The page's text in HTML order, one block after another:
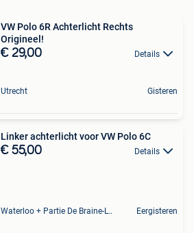
VW Polo 6R Achterlicht Rechts
Origineel!
€ 29,00 Details
Utrecht Gisteren
Linker achterlicht voor VW Polo 6C
€ 55,00 Details
Waterloo + Partie De Braine-L'Alleud, De Ohain Eergisteren